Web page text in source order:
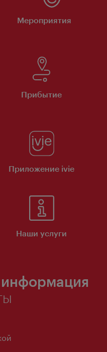
Мероприятия
Прибытие
Приложение ivie
Наши услуги
информация